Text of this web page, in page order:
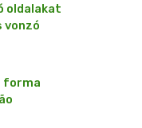
oldalakat
vonzó
a
forma